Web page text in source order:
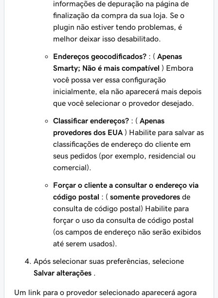
informações de depuração na página de
finalização da compra da sua loja. Se o
plugin não estiver tendo problemas, é
melhor deixar isso desabilitado.
Endereços geocodificados? : ( Apenas
Smarty; Não é mais compatível ) Embora
você possa ver essa configuração
inicialmente, ela não aparecerá mais depois
que você selecionar o provedor desejado.
Classificar endereços? : ( Apenas
provedores dos EUA ) Habilite para salvar as
classificações de endereço do cliente em
seus pedidos (por exemplo, residencial ou
comercial).
Forçar o cliente a consultar o endereço via
código postal : ( somente provedores de
consulta de código postal) Habilite para
forçar o uso da consulta de código postal
(os campos de endereço não serão exibidos
até serem usados).
Após selecionar suas preferências, selecione
Salvar alterações
Um link para o provedor selecionado aparecerá agora